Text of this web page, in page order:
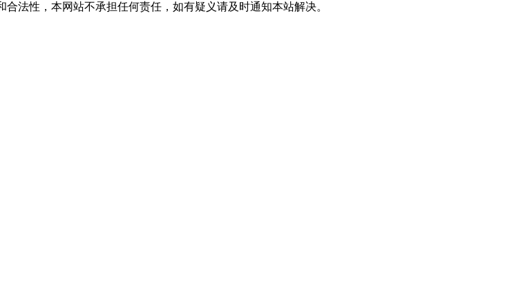
法性，本网站不承担任何责任，如有疑义请及时通知本站解决。